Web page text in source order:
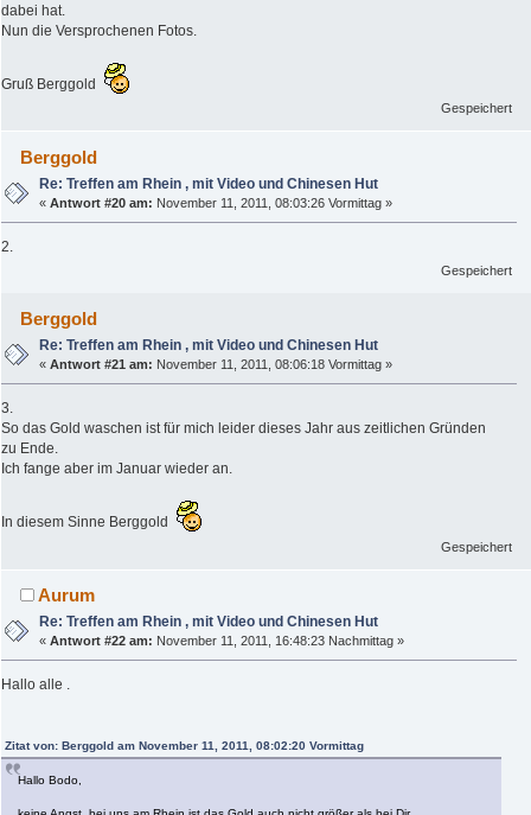
dabei hat.
Nun die Versprochenen Fotos.
Gruß Berggold
Gespeichert
Berggold
Re: Treffen am Rhein , mit Video und Chinesen Hut
«Antwort #20 am: November 11, 2011, 08:03:26 Vormittag »
2.
Gespeichert
Berggold
Re: Treffen am Rhein , mit Video und Chinesen Hut
«Antwort #21 am: November 11, 2011, 08:06:18 Vormittag »
3.
So das Gold waschen ist für mich leider dieses Jahr aus zeitlichen Gründen
zu Ende.
Ich fange aber im Januar wieder an.
In diesem Sinne Berggold
Gespeichert
Aurum
Re: Treffen am Rhein , mit Video und Chinesen Hut
«Antwort #22 am: November 11, 2011, 16:48:23 Nachmittag »
Hallo alle .
Zitat von: Berggold am November 11, 2011, 08:02:20 Vormittag
Hallo Bodo,